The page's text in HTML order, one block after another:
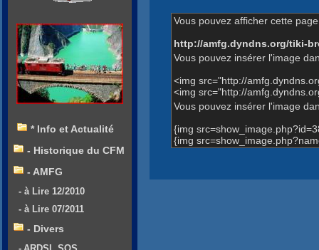
Vous pouvez afficher cette
http://amfg.dyndns.org/tiki-
Vous pouvez insérer l'image
<img src="http://
<img src="http://
Vous pouvez insérer l'image
{img
{img
* Info et Actualité
- Historique du CFM
- AMFG
- à Lire 12/2010
- à Lire 07/2011
- Divers